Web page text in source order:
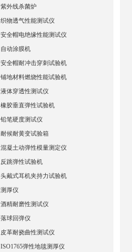
紫外线杀菌炉
织物透气性能测试仪
安全帽电绝缘性能测试仪
自动涂膜机
安全帽耐冲击穿刺试验机
铺地材料燃烧性能试验机
液体穿透性测试仪
橡胶垂直弹性试验机
铅笔硬度测试仪
耐候耐黄变试验箱
混凝土动弹性模量测定仪
反跳弹性试验机
头戴式耳机夹持力试验机
测厚仪
酒精耐磨性测试仪
落球回弹仪
皮革耐挠曲性测试仪
ISO1765弹性地毯测厚仪